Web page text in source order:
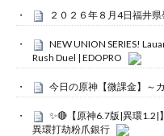
２０２６年８月4日福井
NEW UNION SERIES!
Rush Duel | EDOPRO
今日の原神【微課金】～
✨🔴【原神6.7版|異環1.2|
異環打劫粉爪銀行